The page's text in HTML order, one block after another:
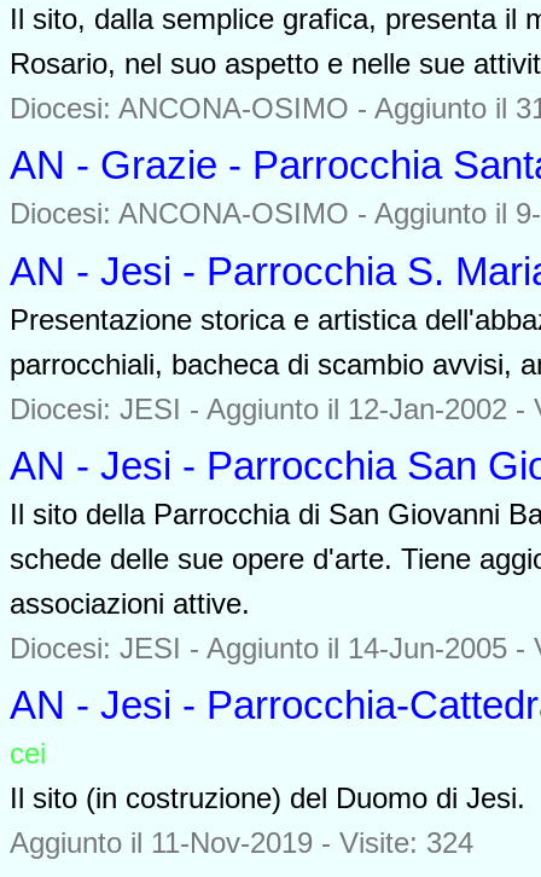
Il sito, dalla semplice grafica, presenta il
Rosario, nel suo aspetto e nelle sue
Diocesi: ANCONA-OSIMO - Aggiunto il
AN - Grazie - Parrocchia
Diocesi: ANCONA-OSIMO - Aggiunto il
AN - Jesi - Parrocchia S.
Presentazione storica e artistica
parrocchiali, bacheca di scambio avvisi,
Diocesi: JESI - Aggiunto il 12-Jan-2002 -
AN - Jesi - Parrocchia San
Il sito della Parrocchia di San Giovanni
schede delle sue opere d'arte. Tiene
associazioni attive.
Diocesi: JESI - Aggiunto il 14-Jun-2005 -
AN - Jesi - Parrocchia-
cei
Il sito (in costruzione) del Duomo di Jesi.
Aggiunto il 11-Nov-2019 - Visite: 324